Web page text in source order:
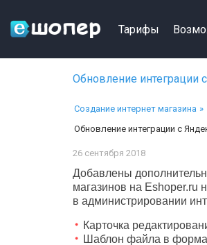
Тарифы
Обновление интеграции
Создание интернет магазина
Обновление интеграции с
26 сентября 2018
Добавлены
магазинов на Eshoper.ru
в администрировании
Карточка
Шаблон файла в